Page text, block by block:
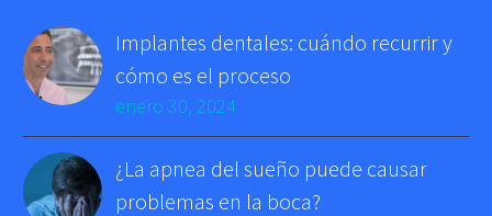
Implantes dentales: cuándo recurrir y
cómo es el proceso
enero 30, 2024
¿La apnea del sueño puede causar
problemas en la boca?